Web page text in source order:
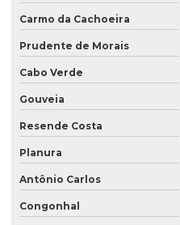
Produtor de grama esmeralda
Produtor de grama esmeralda
Produtor de grama são carlos
Produtor de grama são carlos
Produtor de grama são carlos
Produtor de leiva de grama
Produtor de plantio de grama
Carmo da Cachoeira
Prudente de Morais
Cabo Verde
Gouveia
Resende Costa
Planura
Antônio Carlos
Congonhal